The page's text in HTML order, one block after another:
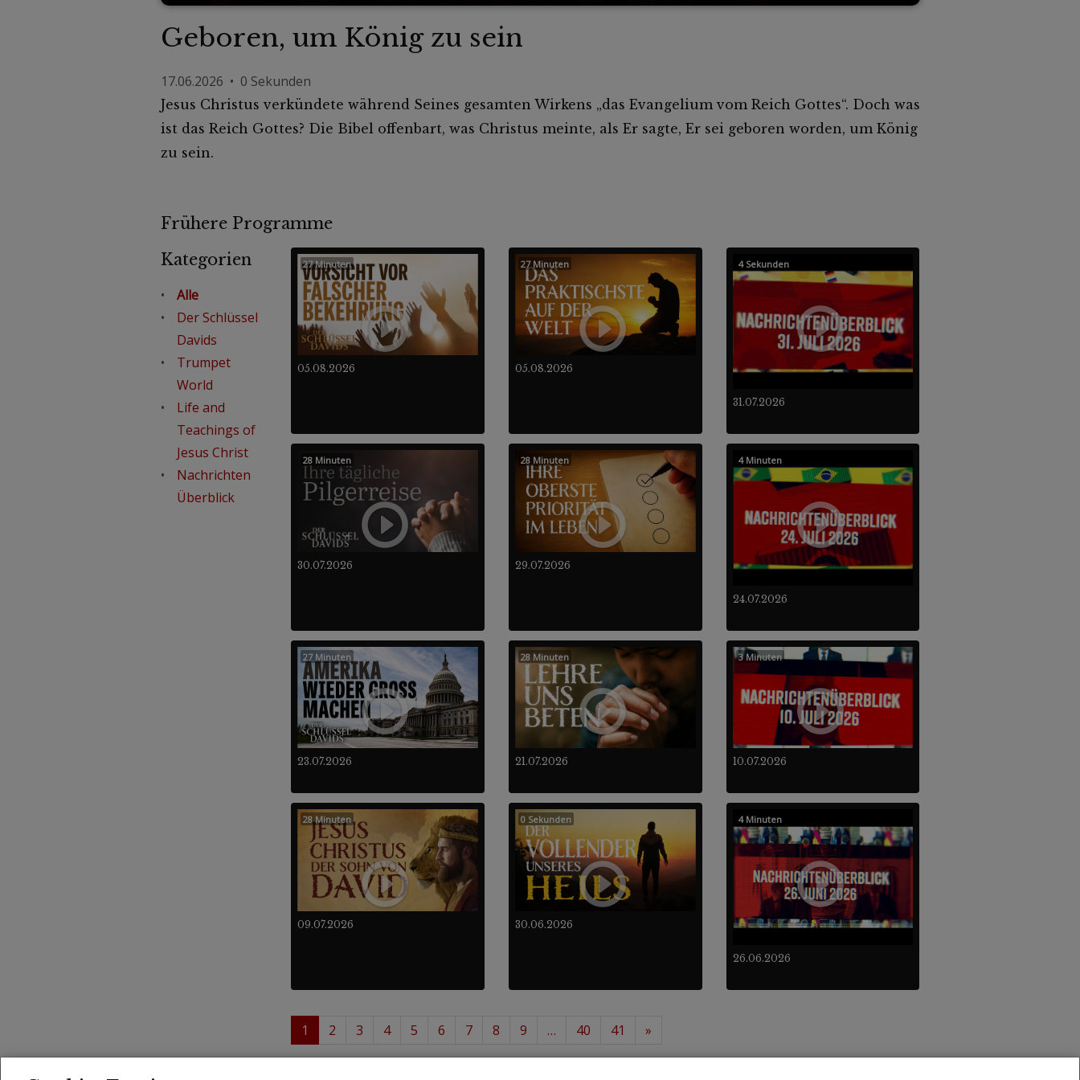
Geboren, um König zu sein
17.06.2026 • 0 Sekunden
Jesus Christus verkündete während Seines gesamten Wirkens „das Evangelium vom Reich Gottes“. Doch was
ist das Reich Gottes? Die Bibel offenbart, was Christus meinte, als Er sagte, Er sei geboren worden, um König
zu sein.
Frühere Programme
Kategorien
Alle
Der Schlüssel
Davids
Trumpet
World
Life and
Teachings of
Jesus Christ
Nachrichten
Überblick
05.08.2026
27 Minuten
05.08.2026
27 Minuten
31.07.2026
4 Sekunden
30.07.2026
28 Minuten
29.07.2026
28 Minuten
24.07.2026
4 Minuten
23.07.2026
27 Minuten
21.07.2026
28 Minuten
10.07.2026
3 Minuten
09.07.2026
28 Minuten
30.06.2026
0 Sekunden
26.06.2026
4 Minuten
1 2 3 4 5 6 7 8 9 … 40 41
»